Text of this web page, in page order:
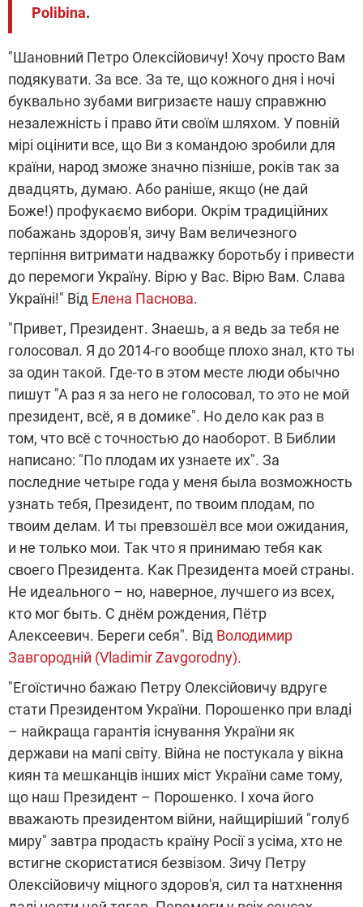
Polibina.
"Шановний Петро Олексійовичу! Хочу просто Вам
подякувати. За все. За те, що кожного дня і ночі
буквально зубами вигризаєте нашу справжню
незалежність і право йти своїм шляхом. У повній
мірі оцінити все, що Ви з командою зробили для
країни, народ зможе значно пізніше, років так за
двадцять, думаю. Або раніше, якщо (не дай
Боже!) профукаємо вибори. Окрім традиційних
побажань здоров'я, зичу Вам величезного
терпіння витримати надважку боротьбу і привести
до перемоги Україну. Вірю у Вас. Вірю Вам. Слава
Україні!" Від Елена Паснова.
"Привет, Президент. Знаешь, а я ведь за тебя не
голосовал. Я до 2014-го вообще плохо знал, кто ты
за один такой. Где-то в этом месте люди обычно
пишут "А раз я за него не голосовал, то это не мой
президент, всё, я в домике". Но дело как раз в
том, что всё с точностью до наоборот. В Библии
написано: "По плодам их узнаете их". За
последние четыре года у меня была возможность
узнать тебя, Президент, по твоим плодам, по
твоим делам. И ты превзошёл все мои ожидания,
и не только мои. Так что я принимаю тебя как
своего Президента. Как Президента моей страны.
Не идеального – но, наверное, лучшего из всех,
кто мог быть. С днём рождения, Пётр
Алексеевич. Береги себя". Від Володимир
Завгородній (Vladimir Zavgorodny).
"Егоїстично бажаю Петру Олексійовичу вдруге
стати Президентом України. Порошенко при владі
– найкраща гарантія існування України як
держави на мапі світу. Війна не постукала у вікна
киян та мешканців інших міст України саме тому,
що наш Президент – Порошенко. І хоча його
вважають президентом війни, найщиріший "голуб
миру" завтра продасть країну Росії з усіма, хто не
встигне скористатися безвізом. Зичу Петру
Олексійовичу міцного здоров'я, сил та натхнення